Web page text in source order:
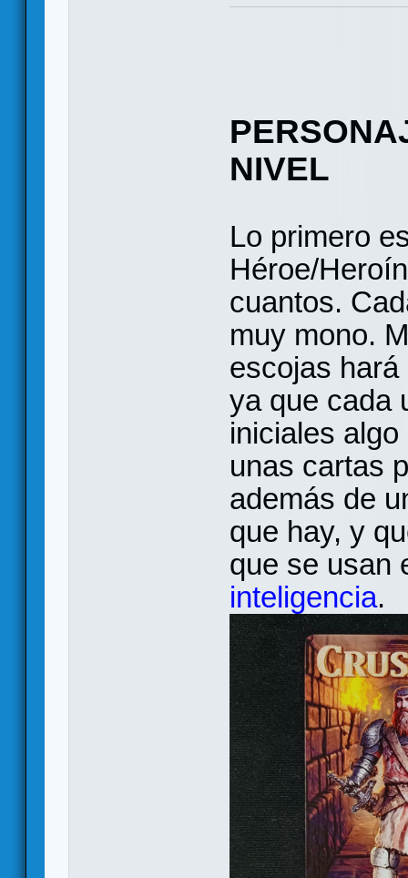
NIVEL
Lo primero
Héroe/
cuantos.
muy mono.
escojas
ya que cada
iniciales
unas cartas
además de
que hay, y
que se usan
inteligencia.